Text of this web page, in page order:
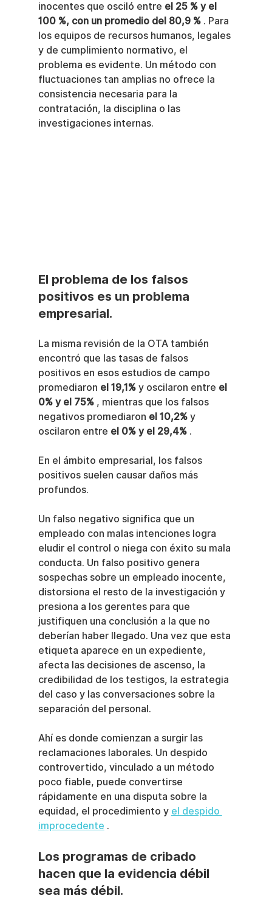
inocentes que osciló entre el 25 % y el
100 %, con un promedio del 80,9 % . Para
los equipos de recursos humanos, legales
y de cumplimiento normativo, el
problema es evidente. Un método con
fluctuaciones tan amplias no ofrece la
consistencia necesaria para la
contratación, la disciplina o las
investigaciones internas.
El problema de los falsos
positivos es un problema
empresarial.
La misma revisión de la OTA también
encontró que las tasas de falsos
positivos en esos estudios de campo
promediaron el 19,1% y oscilaron entre el
0% y el 75% , mientras que los falsos
negativos promediaron el 10,2% y
oscilaron entre el 0% y el 29,4% .
En el ámbito empresarial, los falsos
positivos suelen causar daños más
profundos.
Un falso negativo significa que un
empleado con malas intenciones logra
eludir el control o niega con éxito su mala
conducta. Un falso positivo genera
sospechas sobre un empleado inocente,
distorsiona el resto de la investigación y
presiona a los gerentes para que
justifiquen una conclusión a la que no
deberían haber llegado. Una vez que esta
etiqueta aparece en un expediente,
afecta las decisiones de ascenso, la
credibilidad de los testigos, la estrategia
del caso y las conversaciones sobre la
separación del personal.
Ahí es donde comienzan a surgir las
reclamaciones laborales. Un despido
controvertido, vinculado a un método
poco fiable, puede convertirse
rápidamente en una disputa sobre la
equidad, el procedimiento y el despido
improcedente .
Los programas de cribado
hacen que la evidencia débil
sea más débil.